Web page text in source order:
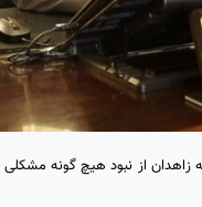
از نبود هیچ گونه